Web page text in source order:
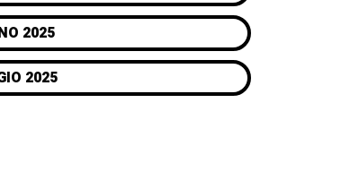
2025
2025